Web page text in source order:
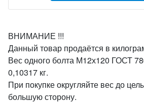
ВНИМАНИЕ !!!
Данный товар продаётся в
Вес одного болта М12х120 ГОСТ
0,10317 кг.
При покупке округляйте вес до
большую сторону.